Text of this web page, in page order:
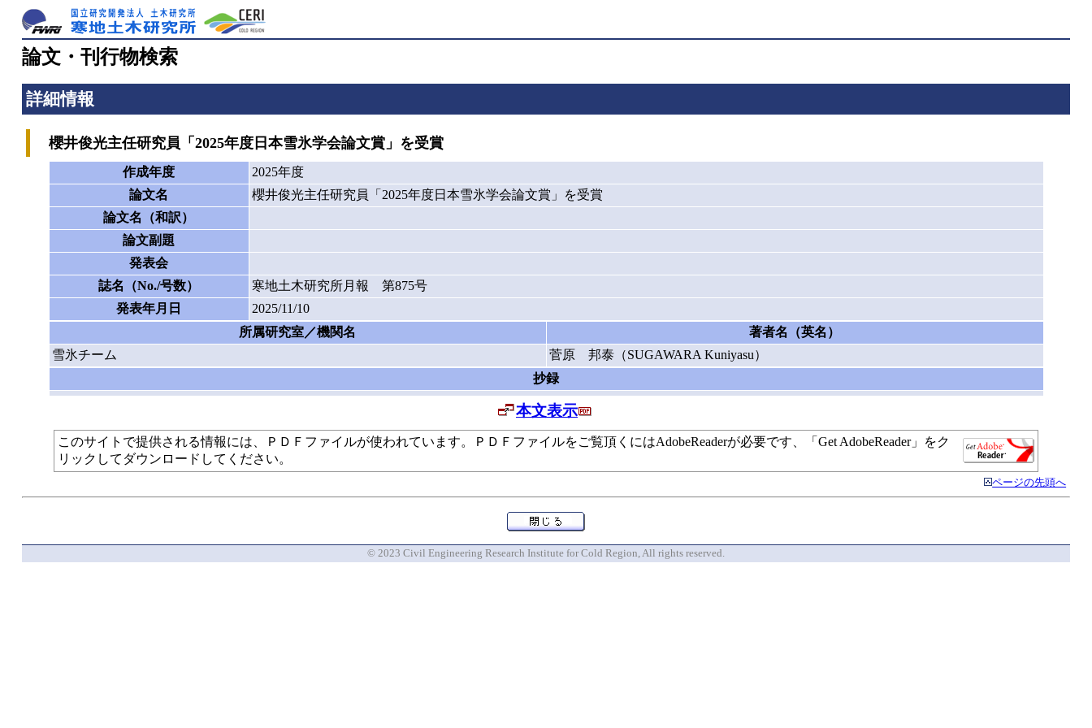
論文・刊行物検索
詳細情報
櫻井俊光主任研究員「2025年度日本雪氷学会論文賞」を受賞
作成年度
2025年度
論文名
櫻井俊光主任研究員「2025年度日本雪氷学会論文賞」を受賞
論文名（和訳）
論文副題
発表会
誌名（No./号数）
寒地土木研究所月報 第875号
発表年月日
2025/11/10
所属研究室／機関名
著者名（英名）
雪氷チーム
菅原 邦泰（SUGAWARA Kuniyasu）
抄録
本文表示
このサイトで提供される情報には、ＰＤＦファイルが使われています。ＰＤＦファイルをご覧頂くにはAdobeReaderが必要です、「Get AdobeReader」をク
リックしてダウンロードしてください。
ページの先頭へ
© 2023 Civil Engineering Research Institute for Cold Region, All rights reserved.